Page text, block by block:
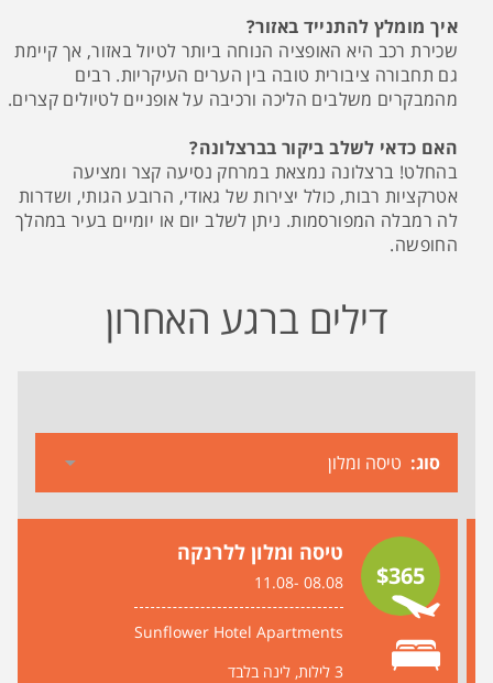
איך מומלץ להתנייד באזור?
שכירת רכב היא האופציה הנוחה ביותר לטיול באזור, אך קיימת
גם תחבורה ציבורית טובה בין הערים העיקריות. רבים
מהמבקרים משלבים הליכה ורכיבה על אופניים לטיולים קצרים.
האם כדאי לשלב ביקור בברצלונה?
בהחלט! ברצלונה נמצאת במרחק נסיעה קצר ומציעה
אטרקציות רבות, כולל יצירות של גאודי, הרובע הגותי, ושדרות
לה רמבלה המפורסמות. ניתן לשלב יום או יומיים בעיר במהלך
החופשה.
דילים ברגע האחרון
סוג
$365
טיסה ומלון ללרנקה
08.08 -11.08
Sunflower Hotel Apartments
3 לילות
לינה בלבד